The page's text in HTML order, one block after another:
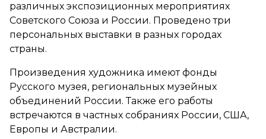
различных экспозиционных мероприятиях
Советского Союза и России. Проведено три
персональных выставки в разных городах
страны.
Произведения художника имеют фонды
Русского музея, региональных музейных
объединений России. Также его работы
встречаются в частных собраниях России, США,
Европы и Австралии.